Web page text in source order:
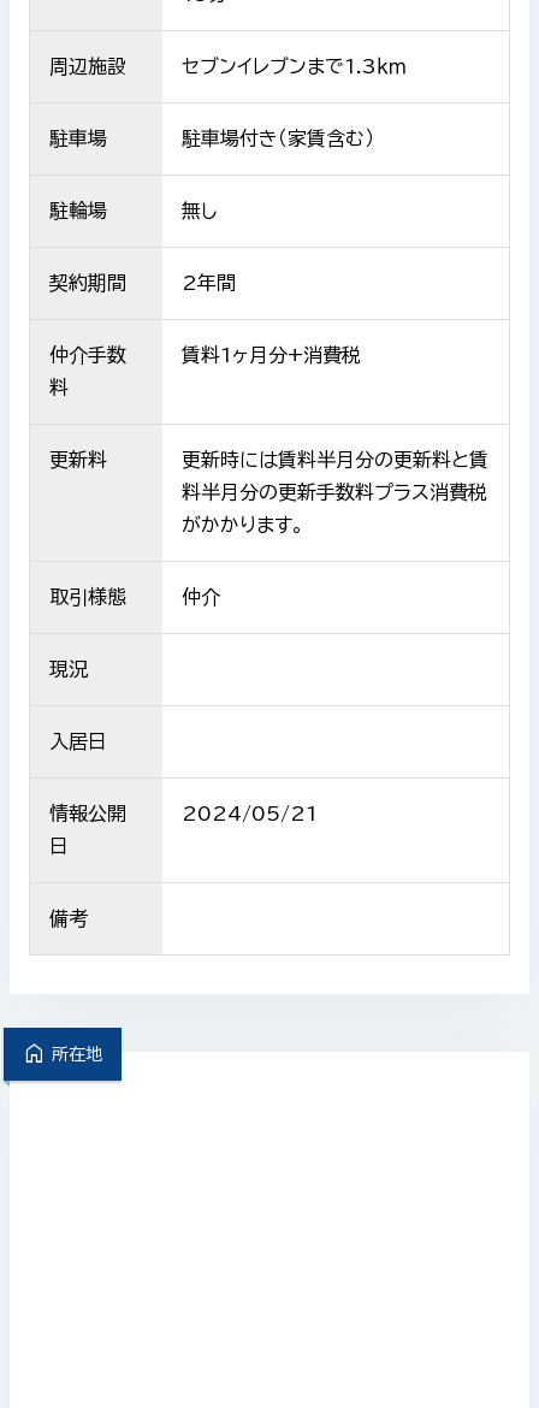
周辺施設 セブンイレブンまで1.3ｋｍ
駐車場 駐車場付き（家賃含む）
駐輪場 無し
契約期間 2年間
仲介手数
料
賃料1ヶ月分+消費税
更新料
更新時には賃料半月分の更新料と賃
料半月分の更新手数料プラス消費税
がかかります。
取引様態 仲介
現況
入居日
情報公開
日
2024/05/21
備考
home 所在地